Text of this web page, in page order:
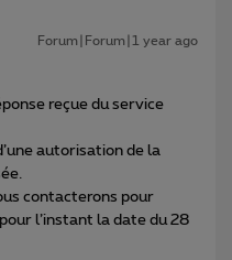
Forum|Forum|1 year ago
reçue du service
autorisation de la
contacterons pour
l’instant la date du 28